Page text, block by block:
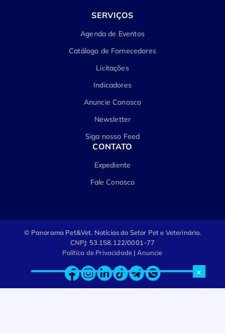
×
SERVIÇOS
Agenda de Eventos
Catálogo de Fornecedores
Licitações
Indicadores
Anuncie Conosco
Newsletter
Siga nosso Feed
CONTATO
Expediente
Fale Conosco
© Panorama Pet&Vet. Notícias do Setor Pet e Veterinário.
CNPJ: 53.158.122/0001-77
Política de Privacidade | Anuncie